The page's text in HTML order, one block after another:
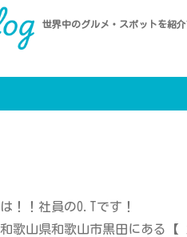
世界中のグルメ・スポットを紹介
！！社員のO.Tです！
歌山県和歌山市黒田にある